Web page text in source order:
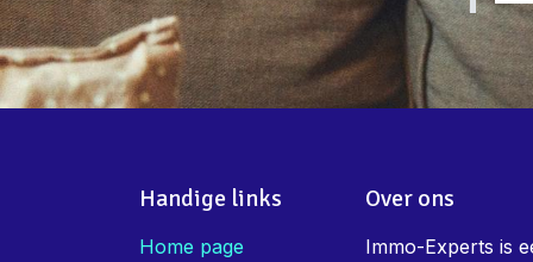
Handige links
Home page
Over ons
Immo-Experts is